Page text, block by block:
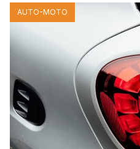
AUTO-MOTO